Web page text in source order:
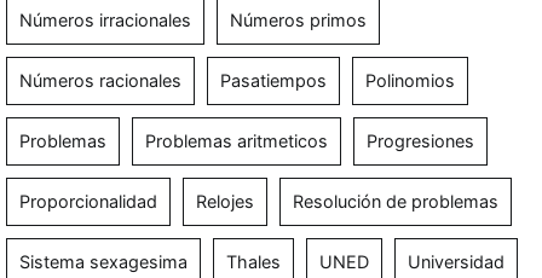
Números irracionales Números primos
Números racionales Pasatiempos Polinomios
Problemas Problemas aritmeticos Progresiones
Proporcionalidad Relojes Resolución de problemas
Sistema sexagesima Thales UNED Universidad